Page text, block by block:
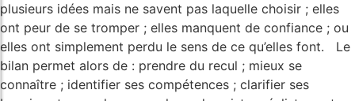
plusieurs idées mais ne savent pas laquelle choisir ; elles
ont peur de se tromper ; elles manquent de confiance ; ou
elles ont simplement perdu le sens de ce qu’elles font. Le
bilan permet alors de : prendre du recul ; mieux se
connaître ; identifier ses compétences ; clarifier ses